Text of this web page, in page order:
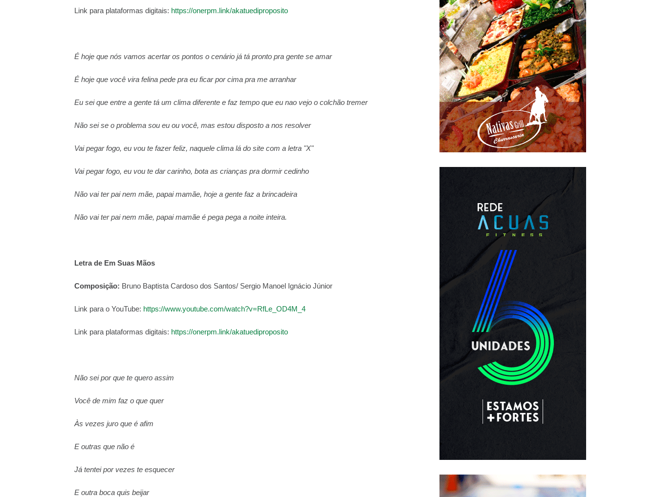
Link para plataformas digitais: https://onerpm.link/akatuediproposito
É hoje que nós vamos acertar os pontos o cenário já tá pronto pra gente se amar
É hoje que você vira felina pede pra eu ficar por cima pra me arranhar
Eu sei que entre a gente tá um clima diferente e faz tempo que eu nao vejo o colchão tremer
Não sei se o problema sou eu ou você, mas estou disposto a nos resolver
Vai pegar fogo, eu vou te fazer feliz, naquele clima lá do site com a letra "X"
Vai pegar fogo, eu vou te dar carinho, bota as crianças pra dormir cedinho
Não vai ter pai nem mãe, papai mamãe, hoje a gente faz a brincadeira
Não vai ter pai nem mãe, papai mamãe é pega pega a noite inteira.
Letra de Em Suas Mãos
Composição: Bruno Baptista Cardoso dos Santos/ Sergio Manoel Ignácio Júnior
Link para o YouTube: https://www.youtube.com/watch?v=RfLe_OD4M_4
Link para plataformas digitais: https://onerpm.link/akatuediproposito
Não sei por que te quero assim
Você de mim faz o que quer
Às vezes juro que é afim
E outras que não é
Já tentei por vezes te esquecer
E outra boca quis beijar